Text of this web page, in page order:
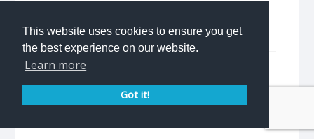
This website uses cookies to ensure you get
the best experience on our website.
Learn more
Got it!